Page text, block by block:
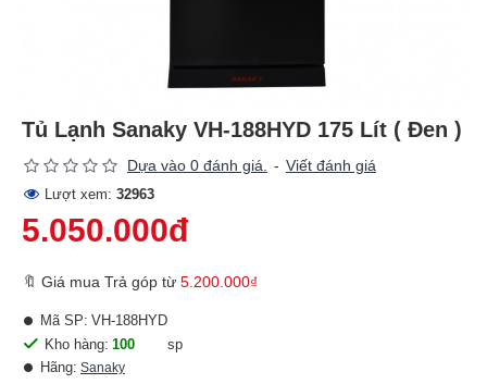
Tủ Lạnh Sanaky VH-188HYD 175 Lít ( Đen )
Dựa vào 0 đánh giá. - Viết đánh giá
Lượt xem: 32963
5.050.000đ
🔖 Giá mua Trả góp từ 5.200.000₫
Kho hàng: 100
sp
Hãng: Sanaky
Mã SP: VH-188HYD